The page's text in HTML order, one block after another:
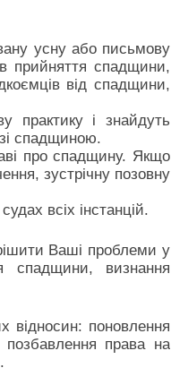
усну або письмову
прийняття спадщини,
від спадщини,
практику і знайдуть
спадщиною.
про спадщину. Якщо
зустрічну позовну
всіх інстанцій.
Ваші проблеми у
спадщини, визнання
відносин: поновлення
позбавлення права на